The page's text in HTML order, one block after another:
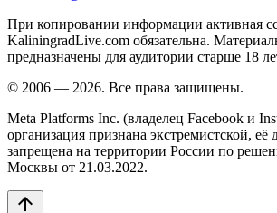
При копировании информации активная
KaliningradLive.com обязательна.
предназначены для аудитории старше 18
© 2006 — 2026. Все права защищены.
Meta Platforms Inc. (владелец Facebook и
организация признана экстремистской, её
запрещена на территории России по
Москвы от 21.03.2022.
arrow_upward